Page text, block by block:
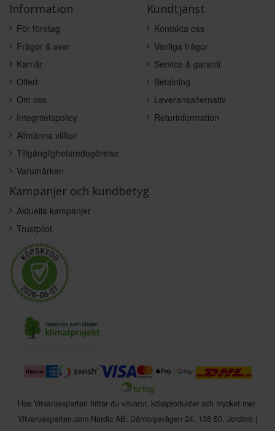
Information
För företag
Frågor & svar
Karriär
Offert
Om oss
Integritetspolicy
Allmänna villkor
Tillgänglighetsredogörelse
Varumärken
Kundtjänst
Kontakta oss
Vanliga frågor
Service & garanti
Betalning
Leveransalternativ
Returinformation
Kampanjer och kundbetyg
Aktuella kampanjer
Trustpilot
Hos Vitvaruexperten hittar du vitvaror, köksprodukter och mycket mer.
Vitvaruexperten.com Nordic AB, Dåntorpsvägen 24, 136 50, Jordbro |